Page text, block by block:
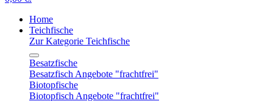
Home
Teichfische
Zur Kategorie Teichfische
Besatzfische
Besatzfisch Angebote "frachtfrei"
Biotopfische
Biotopfisch Angebote "frachtfrei"